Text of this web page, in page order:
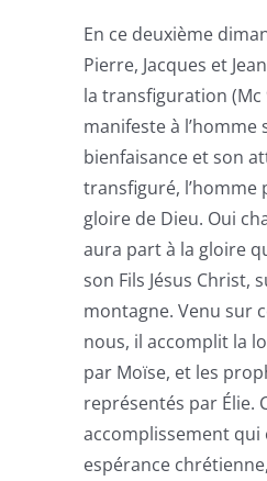
En ce deuxième
Pierre, Jacques et
la transfiguration (Mc
manifeste à l’homme
bienfaisance et son
transfiguré, l’homme
gloire de Dieu. Oui
aura part à la gloire
son Fils Jésus Christ,
montagne. Venu sur
nous, il accomplit la
par Moïse, et les
représentés par Élie.
accomplissement
espérance